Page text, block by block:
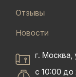
Отзывы
Новости
г. Москва,
с 10:00 до